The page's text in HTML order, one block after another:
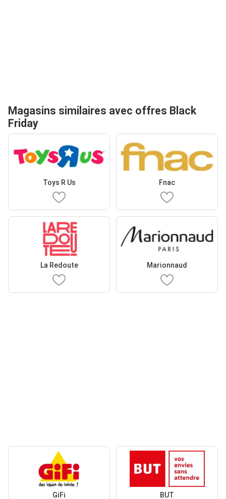
Magasins similaires avec offres Black
Friday
Toys R Us Fnac
La Redoute Marionnaud
GiFi BUT